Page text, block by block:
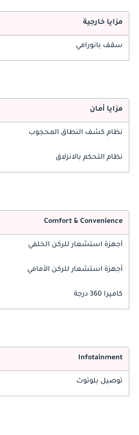
مزايا خارجية
سقف بانورامي
مزايا أمان
نظام كشف النطاق المحجوب
نظام التحكم بالانزلاق
Comfort & Convenience
أجهزة استشعار للركن الخلفي
أجهزة استشعار للركن الأمامي
كاميرا 360 درجة
Infotainment
توصيل بلوتوث